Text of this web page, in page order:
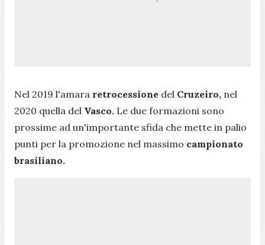
Nel 2019 l'amara retrocessione del Cruzeiro, nel
2020 quella del Vasco. Le due formazioni sono
prossime ad un'importante sfida che mette in palio
punti per la promozione nel massimo campionato
brasiliano.